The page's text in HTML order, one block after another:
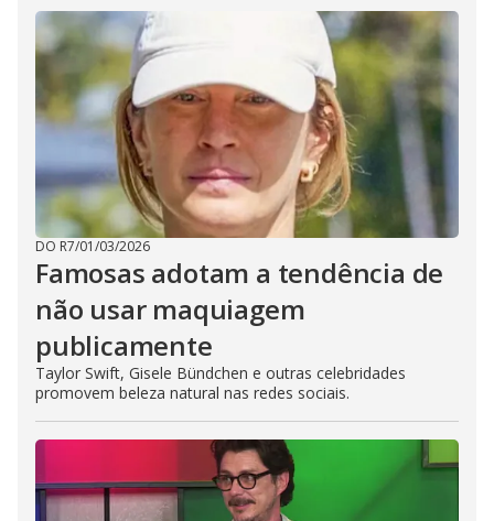
DO R7/01/03/2026
Famosas adotam a tendência de
não usar maquiagem
publicamente
Taylor Swift, Gisele Bündchen e outras celebridades
promovem beleza natural nas redes sociais.